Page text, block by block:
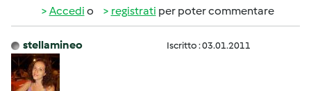
Accedi o registrati per poter commentare
stellamineo Iscritto : 03.01.2011